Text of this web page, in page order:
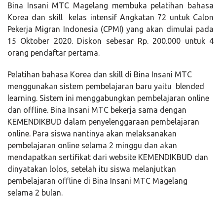
Bina Insani MTC Magelang membuka pelatihan bahasa
Korea dan skill kelas intensif Angkatan 72 untuk Calon
Pekerja Migran Indonesia (CPMI) yang akan dimulai pada
15 Oktober 2020. Diskon sebesar Rp. 200.000 untuk 4
orang pendaftar pertama.
Pelatihan bahasa Korea dan skill di Bina Insani MTC
menggunakan sistem pembelajaran baru yaitu blended
learning. Sistem ini menggabungkan pembelajaran online
dan offline. Bina Insani MTC bekerja sama dengan
KEMENDIKBUD dalam penyelenggaraan pembelajaran
online. Para siswa nantinya akan melaksanakan
pembelajaran online selama 2 minggu dan akan
mendapatkan sertifikat dari website KEMENDIKBUD dan
dinyatakan lolos, setelah itu siswa melanjutkan
pembelajaran offline di Bina Insani MTC Magelang
selama 2 bulan.